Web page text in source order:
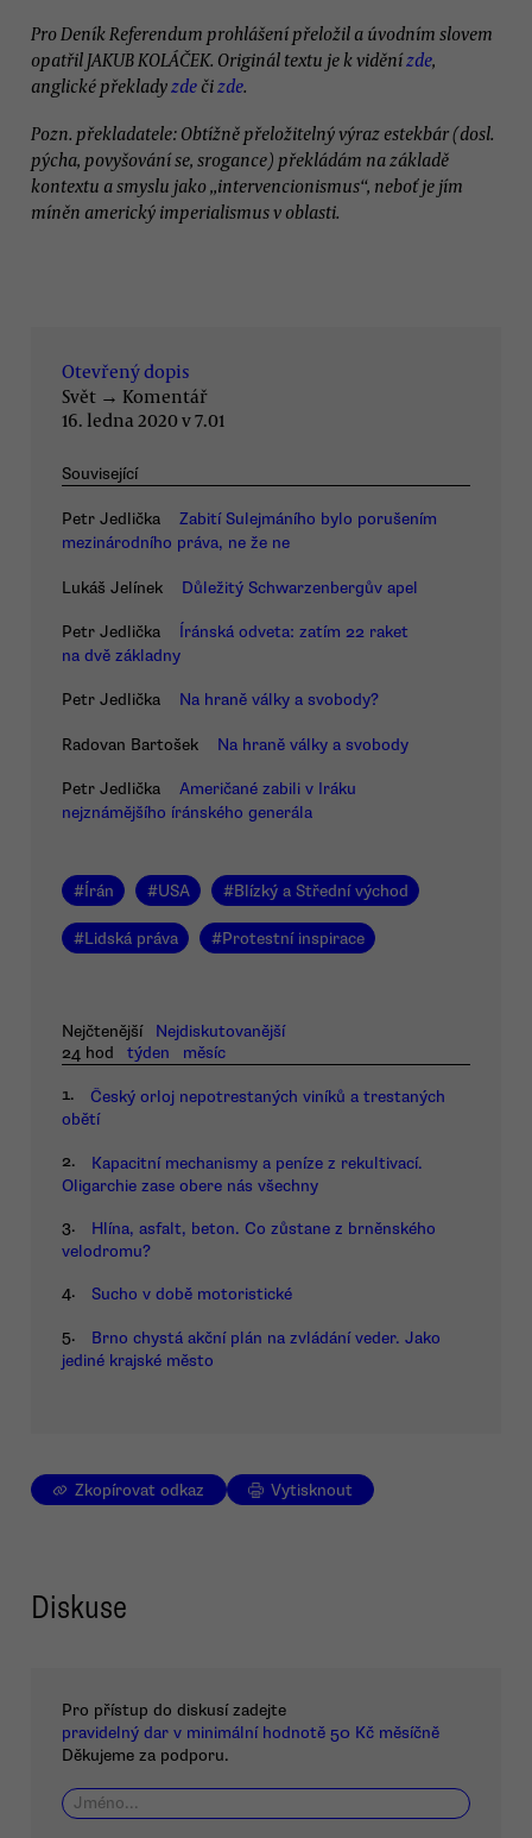
Pro Deník Referendum prohlášení přeložil a úvodním slovem
opatřil JAKUB KOLÁČEK. Originál textu je k viděnízde,
anglické překladyzde čizde.
Pozn. překladatele: Obtížně přeložitelný výraz estekbár (dosl.
pýcha, povyšování se, srogance) překládám na základě
kontextu a smyslu jako „intervencionismus“, neboť je jím
míněn americký imperialismus v oblasti.
Otevřený dopis
Svět → Komentář
16. ledna 2020 v 7.01
Související
Petr Jedlička
Zabití Sulejmáního bylo porušením
mezinárodního práva, ne že ne
Lukáš Jelínek Důležitý Schwarzenbergův apel
Petr Jedlička
Íránská odveta: zatím 22 raket
na dvě základny
Petr Jedlička Na hraně války a svobody?
Radovan Bartošek Na hraně války a svobody
Petr Jedlička
Američané zabili v Iráku
nejznámějšího íránského generála
#Írán #USA #Blízký a Střední východ
#Lidská práva #Protestní inspirace
Nejčtenější
Nejdiskutovanější
24 hod
týden měsíc
1.
Český orloj nepotrestaných viníků a trestaných
obětí
2.
Kapacitní mechanismy a peníze z rekultivací.
Oligarchie zase obere nás všechny
3.
Hlína, asfalt, beton. Co zůstane z brněnského
velodromu?
4. Sucho v době motoristické
5.
Brno chystá akční plán na zvládání veder. Jako
jediné krajské město
Zkopírovat odkaz Vytisknout
Diskuse
Pro přístup do diskusí zadejte
pravidelný dar v minimální hodnotě 50 Kč měsíčně
Děkujeme za podporu.